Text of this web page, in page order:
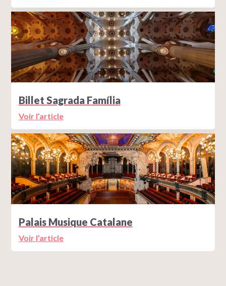
Billet Sagrada Família
Voir l’article
Palais Musique Catalane
Voir l’article